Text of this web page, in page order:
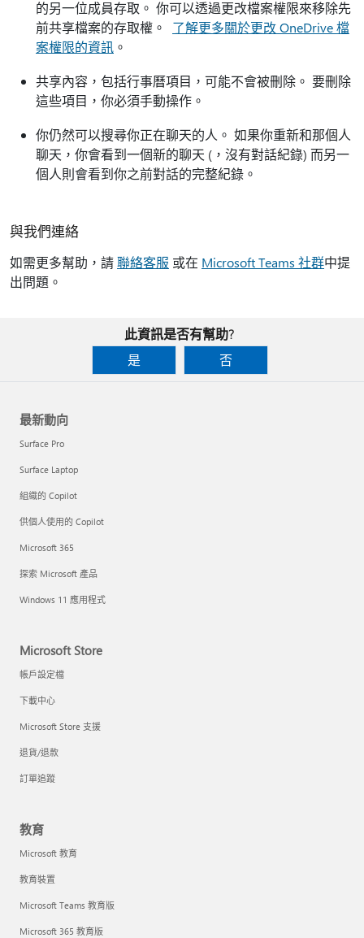
的另一位成員存取。 你可以透過更改檔案權限來移除先
前共享檔案的存取權。 了解更多關於更改 OneDrive 檔
案權限的資訊 。
共享內容，包括行事曆項目，可能不會被刪除。 要刪除
這些項目，你必須手動操作。
你仍然可以搜尋你正在聊天的人。 如果你重新和那個人
聊天，你會看到一個新的聊天 (，沒有對話紀錄) 而另一
個人則會看到你之前對話的完整紀錄。
與我們連絡
如需更多幫助，請聯絡客服 或在 Microsoft Teams 社群中提
出問題。
此資訊是否有幫助?
是
否
最新動向
Surface Pro
Surface Laptop
組織的 Copilot
供個人使用的 Copilot
Microsoft 365
探索 Microsoft 產品
Windows 11 應用程式
Microsoft Store
帳戶設定檔
下載中心
Microsoft Store 支援
退貨/退款
訂單追蹤
教育
Microsoft 教育
教育裝置
Microsoft Teams 教育版
Microsoft 365 教育版